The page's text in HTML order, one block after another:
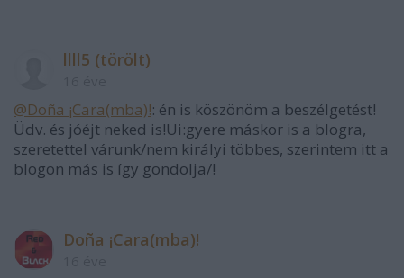
llll5 (törölt)
@Doña ¡Cara(mba)!: én is köszönöm a beszélgetést!
Üdv. és jóéjt neked is!Ui:gyere máskor is a blogra,
szeretettel várunk/nem királyi többes, szerintem itt a
blogon más is így gondolja/!
Doña ¡Cara(mba)!